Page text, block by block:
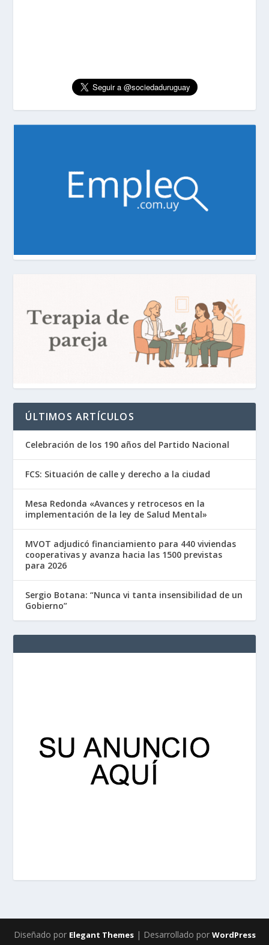
ÚLTIMOS ARTÍCULOS
Celebración de los 190 años del Partido Nacional
FCS: Situación de calle y derecho a la ciudad
Mesa Redonda «Avances y retrocesos en la
implementación de la ley de Salud Mental»
MVOT adjudicó financiamiento para 440 viviendas
cooperativas y avanza hacia las 1500 previstas
para 2026
Sergio Botana: “Nunca vi tanta insensibilidad de un
Gobierno”
Diseñado por Elegant Themes| Desarrollado por WordPress